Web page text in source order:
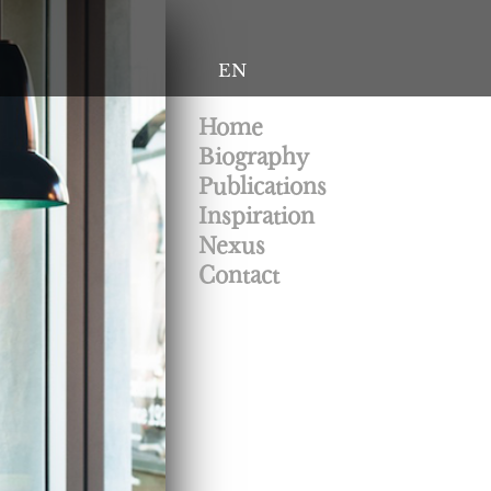
EN
Home
Biography
Publications
Inspiration
Nexus
Contact